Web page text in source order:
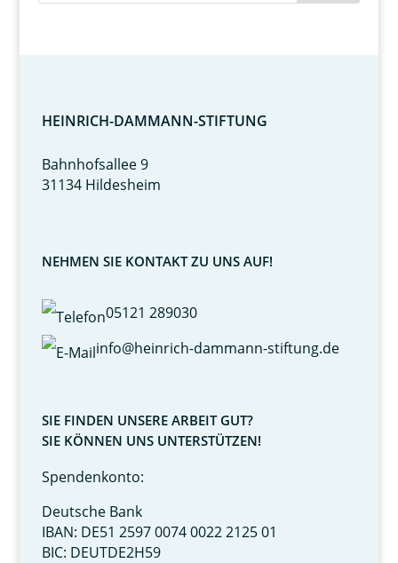
HEINRICH-DAMMANN-STIFTUNG
Bahnhofsallee 9
31134 Hildesheim
NEHMEN SIE KONTAKT ZU UNS AUF!
05121 289030
info@heinrich-dammann-stiftung.de
SIE FINDEN UNSERE ARBEIT GUT?
SIE KÖNNEN UNS UNTERSTÜTZEN!
Spendenkonto:
Deutsche Bank
IBAN: DE51 2597 0074 0022 2125 01
BIC: DEUTDE2H59